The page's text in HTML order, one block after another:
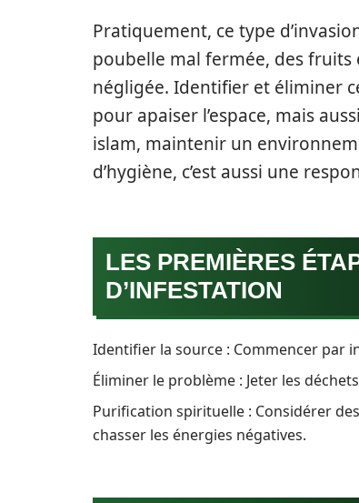
Pratiquement, ce type
poubelle mal fermée, des fruits
négligée. Identifier et éliminer
pour apaiser l’espace, mais
islam, maintenir un
d’hygiène, c’est aussi une
LES PREMIÈRES
D’INFESTATION
Identifier la source : Commencer par
Éliminer le problème : Jeter les
Purification spirituelle : Considérer
chasser les énergies négatives.